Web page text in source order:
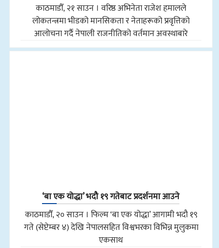
काठमाडौँ, २१ साउन । वरिष्ठ अभिनेता राजेश हमालले
लोकतन्त्रमा भीडको मानसिकता र नेताहरूको प्रवृत्तिको
आलोचना गर्दै नेपाली राजनीतिको वर्तमान अवस्थाबारे
‘बा एक योद्धा’ भदौ १९ गतेबाट प्रदर्शनमा आउने
काठमाडौँ, २० साउन । फिल्म ‘बा एक योद्धा’ आगामी भदौ १९
गते (सेप्टेम्बर ४) देखि नेपालसहित विश्वभरका विभिन्न मुलुकमा
एकसाथ